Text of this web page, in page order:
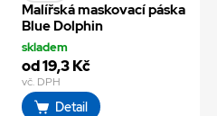
Malířská maskovací páska
Blue Dolphin
skladem
od 19,3 Kč
vč. DPH
Detail